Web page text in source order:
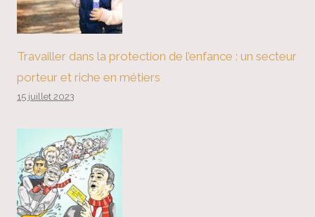
Travailler dans la protection de l’enfance : un secteur
porteur et riche en métiers
15 juillet 2023